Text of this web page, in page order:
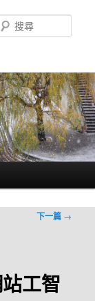
尋
下一篇 →
工智